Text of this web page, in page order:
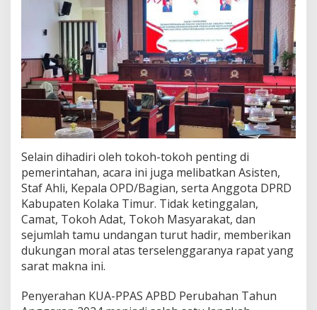
2
0
2
4
Selain dihadiri oleh tokoh-tokoh penting di
pemerintahan, acara ini juga melibatkan Asisten,
Staf Ahli, Kepala OPD/Bagian, serta Anggota DPRD
Kabupaten Kolaka Timur. Tidak ketinggalan,
Camat, Tokoh Adat, Tokoh Masyarakat, dan
sejumlah tamu undangan turut hadir, memberikan
dukungan moral atas terselenggaranya rapat yang
sarat makna ini.
Penyerahan KUA-PPAS APBD Perubahan Tahun